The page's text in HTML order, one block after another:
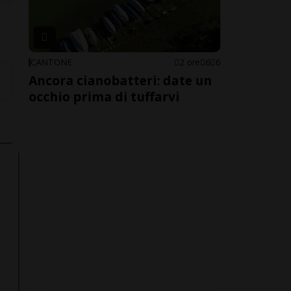
CANTONE 2 ore 6 6
Ancora cianobatteri: date un
occhio prima di tuffarvi